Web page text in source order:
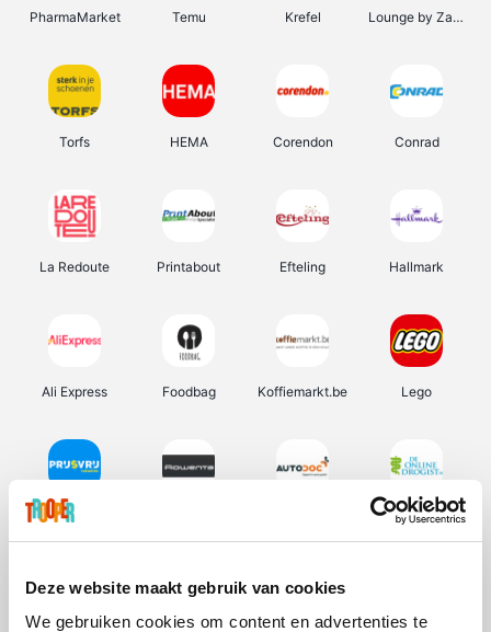
Deze website maakt gebruik van cookies
We gebruiken cookies om content en advertenties te
PharmaMarket Temu Krefel Lounge by Zalando
Torfs HEMA Corendon Conrad
La Redoute Printabout Efteling Hallmark
Ali Express Foodbag Koffiemarkt.be Lego
Prijsvrij De Online Drogist